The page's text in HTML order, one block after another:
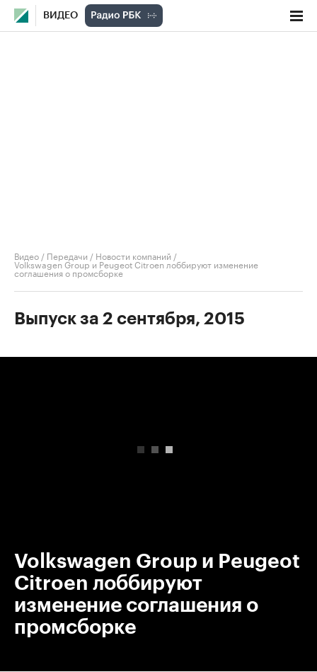
ВИДЕО
Видео / Передачи / Новости компаний /
Volkswagen Group и Peugeot Citroen лоббируют изменение
соглашения о промсборке
Выпуск за 2 сентября, 2015
Volkswagen Group и Peugeot
Citroen лоббируют
изменение соглашения о
промсборке